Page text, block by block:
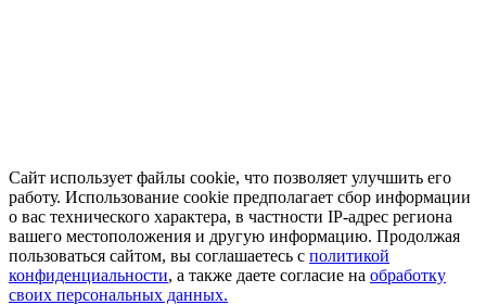
Сайт использует файлы cookie, что позволяет улучшить его
работу. Использование cookie предполагает сбор информации
о вас технического характера, в частности IP-адрес региона
вашего местоположения и другую информацию. Продолжая
пользоваться сайтом, вы соглашаетесь с политикой
конфиденциальности, а также даете согласие на обработку
своих персональных данных.